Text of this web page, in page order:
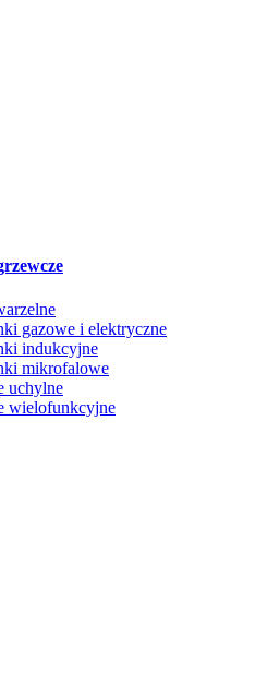
gazowe i elektryczne
indukcyjne
mikrofalowe
uchylne
wielofunkcyjne